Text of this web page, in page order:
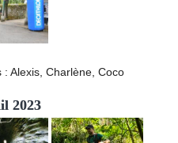
Alexis, Charlène, Coco
2023